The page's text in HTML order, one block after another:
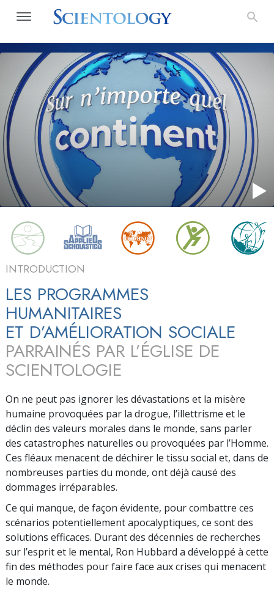
INTRODUCTION
LES PROGRAMMES
HUMANITAIRES
ET D’AMÉLIORATION SOCIALE
PARRAINÉS PAR L’ÉGLISE DE
SCIENTOLOGIE
On ne peut pas ignorer les dévastations et la misère
humaine provoquées par la drogue, l’illettrisme et le
déclin des valeurs morales dans le monde, sans parler
des catastrophes naturelles ou provoquées par l’Homme.
Ces fléaux menacent de déchirer le tissu social et, dans de
nombreuses parties du monde, ont déjà causé des
dommages irréparables.
Ce qui manque, de façon évidente, pour combattre ces
scénarios potentiellement apocalyptiques, ce sont des
solutions efficaces. Durant des décennies de recherches
sur l’esprit et le mental, Ron Hubbard a développé à cette
fin des méthodes pour faire face aux crises qui menacent
le monde.